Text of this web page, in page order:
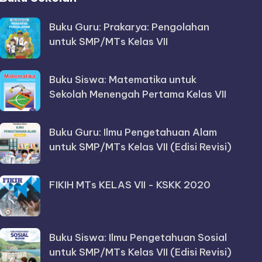
Buku Guru: Prakarya: Pengolahan
untuk SMP/MTs Kelas VII
Buku Siswa: Matematika untuk
Sekolah Menengah Pertama Kelas VII
Buku Guru: Ilmu Pengetahuan Alam
untuk SMP/MTs Kelas VII (Edisi Revisi)
FIKIH MTs KELAS VII - KSKK 2020
Buku Siswa: Ilmu Pengetahuan Sosial
untuk SMP/MTs Kelas VII (Edisi Revisi)